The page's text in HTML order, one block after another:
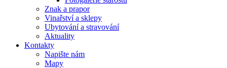
Znak a prapor
Vinařství a sklepy
Ubytování a stravování
Aktuality
Kontakty
Napište nám
Mapy